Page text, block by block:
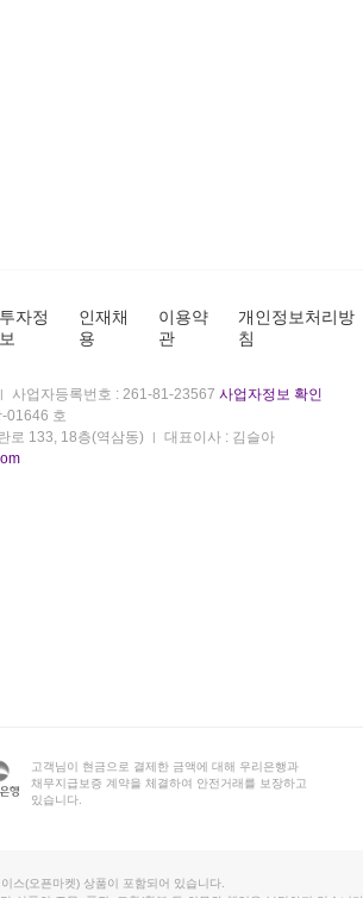
투자정
보
인재채
용
이용약
관
개인정보처리방
침
사업자등록번호 : 261-81-23567 사업자정보 확인
01646 호
로 133, 18층(역삼동)
대표이사 : 김슬아
고객님이 현금으로 결제한 금액에 대해 우리은행과
채무지급보증 계약을 체결하여 안전거래를 보장하고
있습니다.
스(오픈마켓) 상품이 포함되어 있습니다.